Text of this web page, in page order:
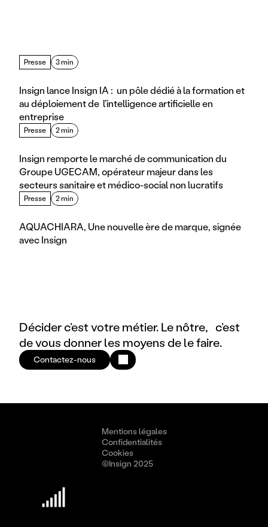
Presse 3 min
Insign lance Insign IA :  un pôle dédié à la formation et
au déploiement de  l'intelligence artificielle en
entreprise
Presse 2 min
Insign remporte le marché de communication du
Groupe UGECAM, opérateur majeur dans les
secteurs sanitaire et médico-social non lucratifs
Presse 2 min
AQUACHIARA, Une nouvelle ère de marque, signée
avec Insign
Décider c’est votre métier. Le nôtre, c’est
de vous donner les moyens de le faire.
Contactez-nous
Mentions légales
Confidentialités
Cookies
©Insign 2025